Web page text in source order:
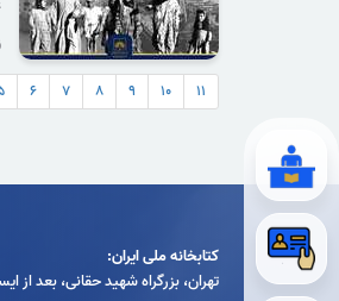
۶ ۷ ۸ ۹ ۱۰ ۱۱
کتابخانه ملی ایران:
تهران، بزرگراه شهيد حقانی، بعد از